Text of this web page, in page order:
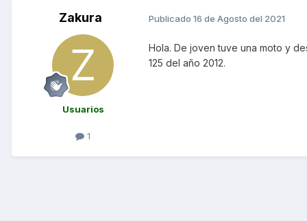
Zakura
Usuarios
1
Publicado 16 de Agosto del 2021
Hola. De joven tuve una moto y
125 del año 2012.